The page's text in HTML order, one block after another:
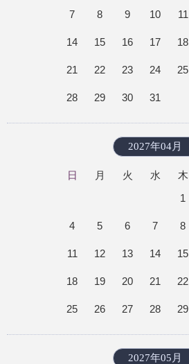
7 8 9 10 11
14 15 16 17 18
21 22 23 24 25
28 29 30 31
2027年04月
日 月 火 水 木
1
4 5 6 7 8
11 12 13 14 15
18 19 20 21 22
25 26 27 28 29
2027年05月